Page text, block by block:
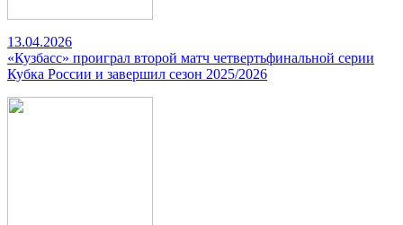
13.04.2026
«Кузбасс» проиграл второй матч четвертьфинальной серии
Кубка России и завершил сезон 2025/2026